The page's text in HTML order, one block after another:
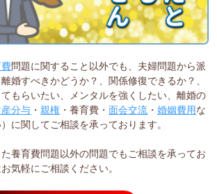
問題に関すること以外でも、夫婦問題から派
婚すべきかどうか？、関係修復できるか？、
もらいたい、メンタルを強くしたい、離婚の
産分与 ・親権 ・養育費・面会交流 ・婚姻費用な
に関してご相談を承っております。
養育費問題以外の問題でもご相談を承ってお
気軽にご相談ください。